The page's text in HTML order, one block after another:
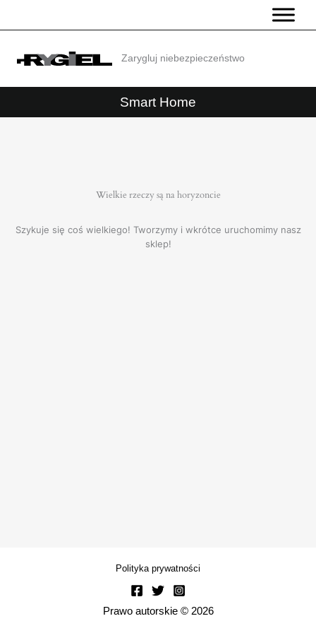
Zarygluj niebezpieczeństwo
Smart Home
Wielkie rzeczy są na horyzoncie
Szykuje się coś wielkiego! Tworzymy i wkrótce uruchomimy nasz
sklep!
Polityka prywatności
Prawo autorskie © 2026